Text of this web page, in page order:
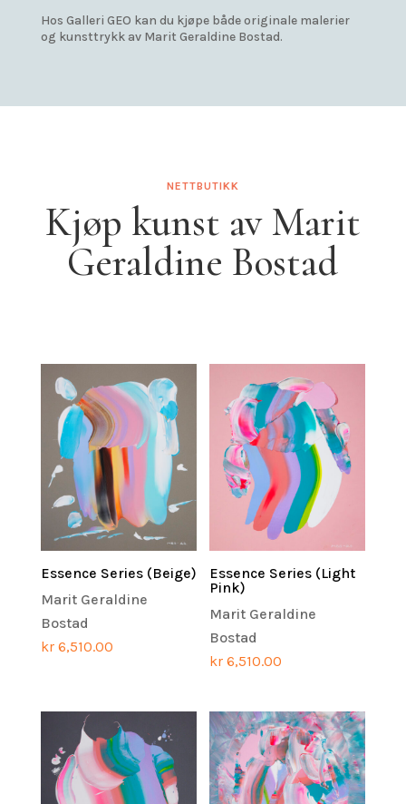
Hos Galleri GEO kan du kjøpe både originale malerier
og kunsttrykk av Marit Geraldine Bostad.
NETTBUTIKK
Kjøp kunst av Marit
Geraldine Bostad
Essence Series (Beige)
Marit Geraldine
Bostad
kr6,510.00
Essence Series (Light
Pink)
Marit Geraldine
Bostad
kr 6,510.00